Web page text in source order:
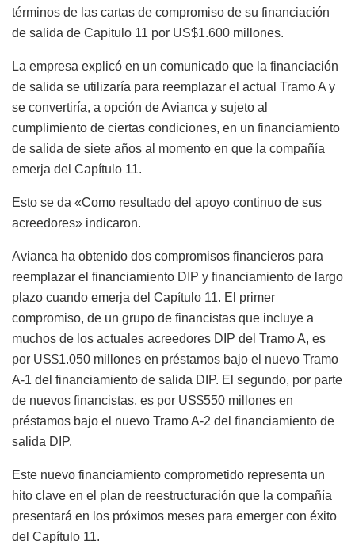
términos de las cartas de compromiso de su financiación
de salida de Capitulo 11 por US$1.600 millones.
La empresa explicó en un comunicado que la financiación
de salida se utilizaría para reemplazar el actual Tramo A y
se convertiría, a opción de Avianca y sujeto al
cumplimiento de ciertas condiciones, en un financiamiento
de salida de siete años al momento en que la compañía
emerja del Capítulo 11.
Esto se da «Como resultado del apoyo continuo de sus
acreedores» indicaron.
Avianca ha obtenido dos compromisos financieros para
reemplazar el financiamiento DIP y financiamiento de largo
plazo cuando emerja del Capítulo 11. El primer
compromiso, de un grupo de financistas que incluye a
muchos de los actuales acreedores DIP del Tramo A, es
por US$1.050 millones en préstamos bajo el nuevo Tramo
A-1 del financiamiento de salida DIP. El segundo, por parte
de nuevos financistas, es por US$550 millones en
préstamos bajo el nuevo Tramo A-2 del financiamiento de
salida DIP.
Este nuevo financiamiento comprometido representa un
hito clave en el plan de reestructuración que la compañía
presentará en los próximos meses para emerger con éxito
del Capítulo 11.